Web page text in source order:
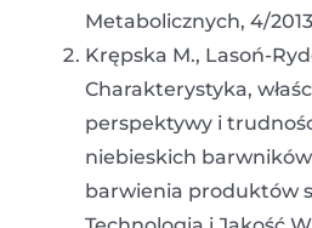
Metabolicznych, 4/
Krępska M., Lasoń-
Charakterystyka,
perspektywy i
niebieskich
barwienia produktów